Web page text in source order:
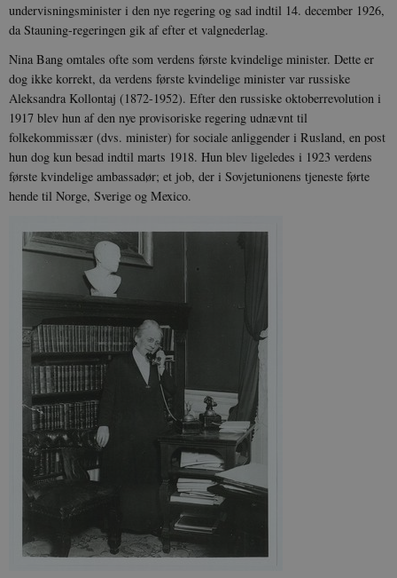
undervisningsminister i den nye regering og sad indtil 14. december 1926,
da Stauning-regeringen gik af efter et valgnederlag.
Nina Bang omtales ofte som verdens første kvindelige minister. Dette er
dog ikke korrekt, da verdens første kvindelige minister var russiske
Aleksandra Kollontaj (1872-1952). Efter den russiske oktoberrevolution i
1917 blev hun af den nye provisoriske regering udnævnt til
folkekommissær (dvs. minister) for sociale anliggender i Rusland, en post
hun dog kun besad indtil marts 1918. Hun blev ligeledes i 1923 verdens
første kvindelige ambassadør; et job, der i Sovjetunionens tjeneste førte
hende til Norge, Sverige og Mexico.